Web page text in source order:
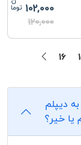
102,000
120,000
16
به دیپلم
یا خیر؟